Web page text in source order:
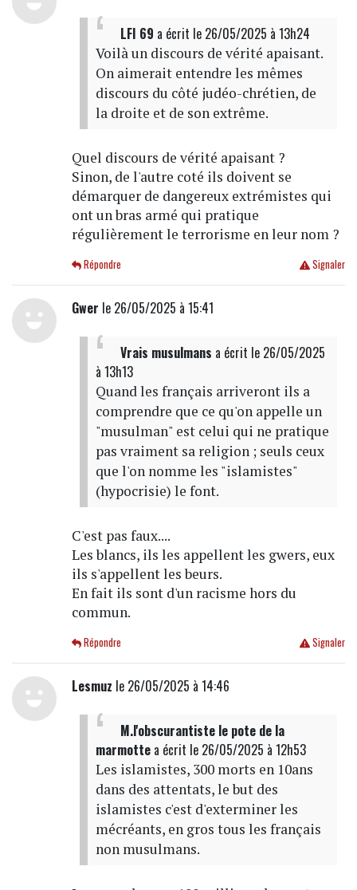
LFI 69 a écrit le 26/05/2025 à 13h24
Voilà un discours de vérité apaisant.
On aimerait entendre les mêmes
discours du côté judéo-chrétien, de
la droite et de son extrême.
Quel discours de vérité apaisant ?
Sinon, de l'autre coté ils doivent se
démarquer de dangereux extrémistes qui
ont un bras armé qui pratique
régulièrement le terrorisme en leur nom ?
Signaler
Répondre
Gwer le 26/05/2025 à 15:41
Vrais musulmans a écrit le 26/05/2025
à 13h13
Quand les français arriveront ils a
comprendre que ce qu'on appelle un
"musulman" est celui qui ne pratique
pas vraiment sa religion ; seuls ceux
que l'on nomme les "islamistes"
(hypocrisie) le font.
C'est pas faux....
Les blancs, ils les appellent les gwers, eux
ils s'appellent les beurs.
En fait ils sont d'un racisme hors du
commun.
Signaler
Répondre
Lesmuz le 26/05/2025 à 14:46
M.l'obscurantiste le pote de la
marmottea écrit le 26/05/2025 à 12h53
Les islamistes, 300 morts en 10ans
dans des attentats, le but des
islamistes c'est d'exterminer les
mécréants, en gros tous les français
non musulmans.